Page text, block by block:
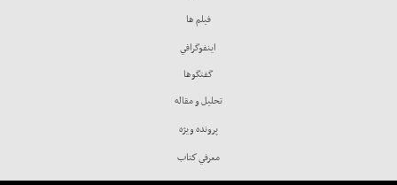
فيلم ها
اينفوگرافي
گفتگوها
تحليل و مقاله
پرونده ويژه
معرفي كتاب